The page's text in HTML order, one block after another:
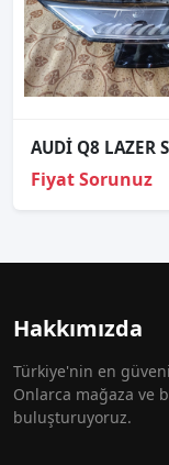
Fiyat Sorunuz
Hakkımızda
Türkiye'nin en
Onlarca mağaza ve
buluşturuyoruz.